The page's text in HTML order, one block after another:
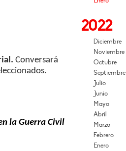
Conversará
la Guerra Civil
2022
Diciembre
Noviembre
Octubre
Septiembre
Julio
Junio
Mayo
Abril
Marzo
Febrero
Enero